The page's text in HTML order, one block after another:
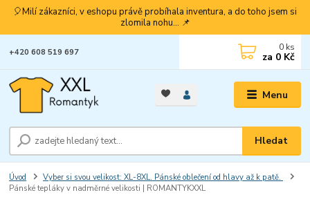
🎈Milí zákazníci, v eshopu právě probíhala inventura, a do toho jsem si
zlomila nohu... 📌
Menu
Hledat
+420 608 519 697 0 ks
za 0 Kč
Úvod
Vyber si svou velikost: XL-8XL. Pánské oblečení od hlavy až k patě.
Pánské tepláky v nadměrné velikosti | ROMANTYKXXL